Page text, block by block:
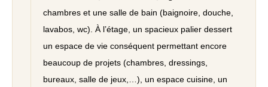
chambres et une salle de bain (baignoire, douche,
lavabos, wc). À l’étage, un spacieux palier dessert
un espace de vie conséquent permettant encore
beaucoup de projets (chambres, dressings,
bureaux, salle de jeux,…), un espace cuisine, un